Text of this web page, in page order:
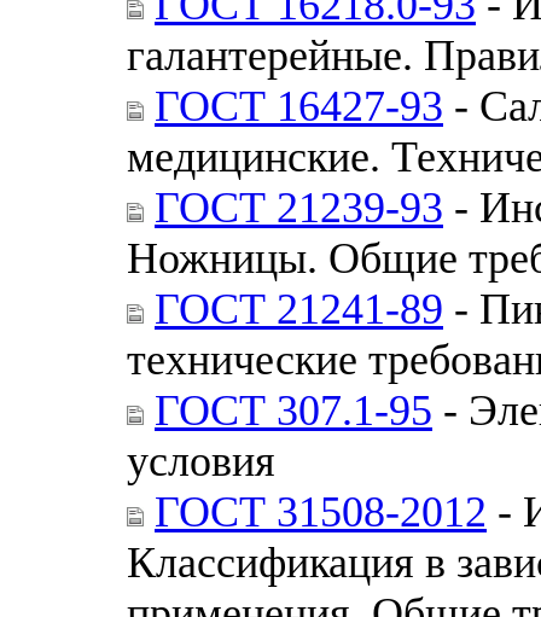
галантерейные.
ГОСТ 16427-93 -
медицинские.
ГОСТ 21239-93 -
Ножницы. Общие
ГОСТ 21241-89 -
технические
ГОСТ 307.1-95 -
условия
ГОСТ 31508-2012 -
Классификация в